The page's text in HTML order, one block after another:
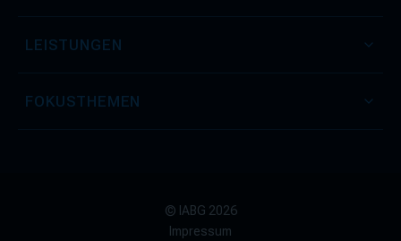
LEISTUNGEN
FOKUSTHEMEN
© IABG 2026
Impressum